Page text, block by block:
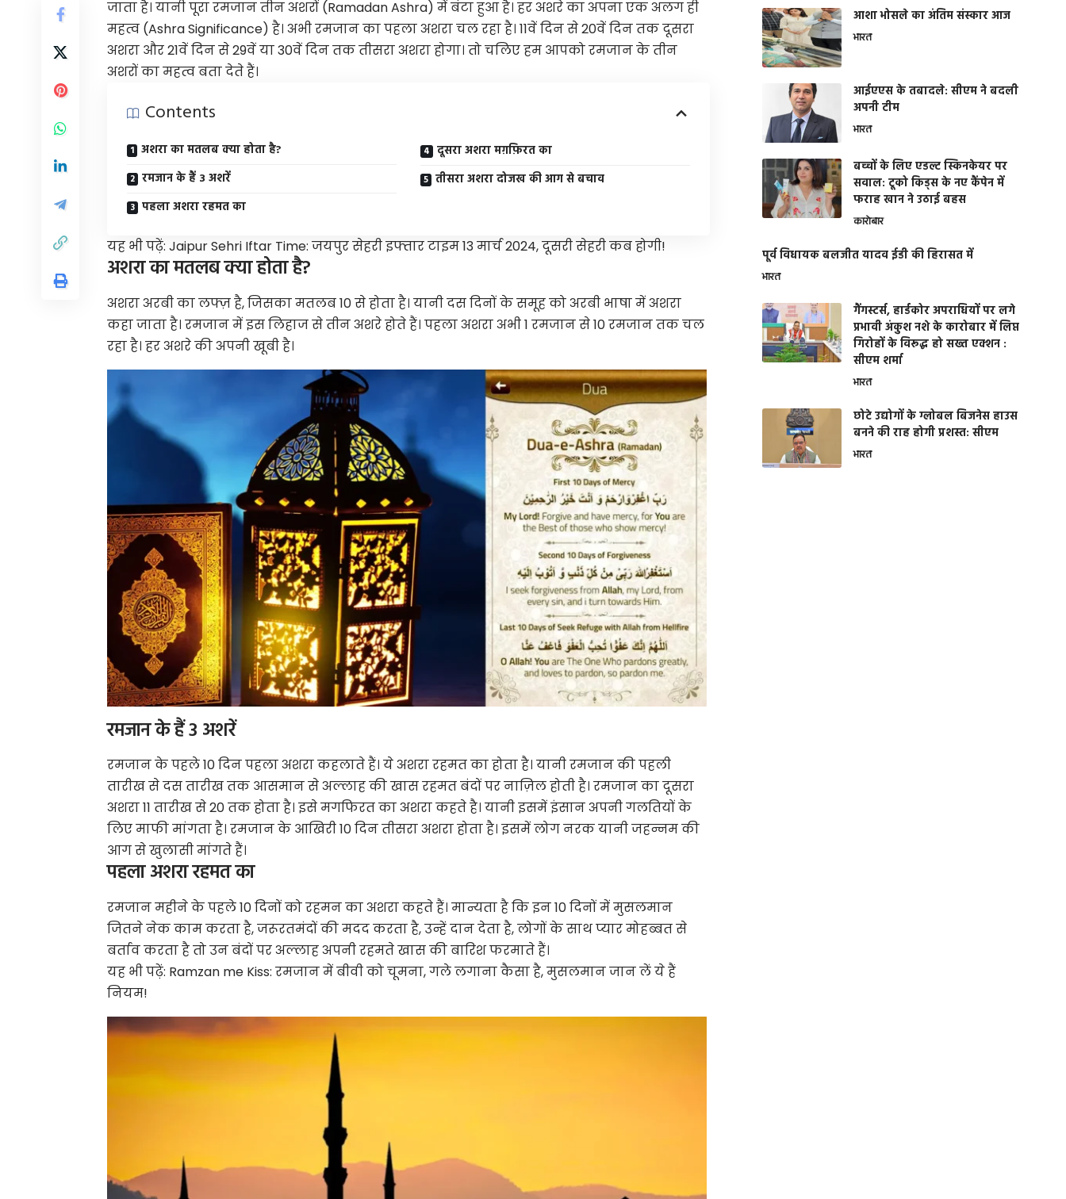
जाता है। यानी पूरा रमजान तीन अशरों (Ramadan Ashra) में बंटा हुआ है। हर अशरे का अपना एक अलग ही
महत्व (Ashra Significance) है। अभी रमजान का पहला अशरा चल रहा है। 11वें दिन से 20वें दिन तक दूसरा
अशरा और 21वें दिन से 29वें या 30वें दिन तक तीसराअशराहोगा। तो चलिए हम आपको रमजान के तीन
अशरों का महत्व बता देते हैं।
Contents
अशरा का मतलब क्या होता है?
रमजान के हैं 3 अशरें
पहला अशरा रहमत का
दूसरा अशरा मग़फ़िरत का
तीसरा अशरा दोजख की आग से बचाव
यह भी पढ़ें:Jaipur Sehri Iftar Time: जयपुर सेहरी इफ्तार टाइम 13 मार्च 2024, दूसरी सेहरी कब होगी!
अशरा का मतलब क्या होता है?
अशरा अरबी का लफ्ज़ है, जिसका मतलब 10 से होता है। यानी दस दिनों के समूह को अरबी भाषा में अशरा
कहा जाता है। रमजान में इस लिहाज से तीन अशरे होते हैं। पहला अशरा अभी 1 रमजान से 10 रमजान तक चल
रहा है। हर अशरे की अपनी खूबी है।
रमजान के हैं 3 अशरें
रमजान के पहले 10 दिन पहला अशरा कहलाते हैं। ये अशरा रहमत का होता है। यानी रमजान की पहली
तारीख से दस तारीख तक आसमान से अल्लाह की खास रहमत बंदों पर नाज़िल होती है। रमजान का दूसरा
अशरा 11 तारीख से 20 तक होता है। इसे मगफिरत का अशरा कहते है। यानी इसमें इंसान अपनी गलतियों के
लिए माफी मांगता है। रमजान के आखिरी 10 दिन तीसरा अशरा होता है। इसमें लोग नरक यानी जहन्नम की
आग से खुलासी मांगते हैं।
पहला अशरा रहमत का
रमजान महीने के पहले 10 दिनों को रहमन का अशरा कहते हैं। मान्यता है कि इन 10 दिनों में मुसलमान
जितने नेक काम करता है, जरूरतमंदों की मदद करता है, उन्हें दान देता है, लोगों के साथ प्यार मोहब्बत से
बर्ताव करता है तो उन बंदों पर अल्लाह अपनी रहमते खास की बारिश फरमाते हैं।
यह भी पढ़ें: Ramzan me Kiss: रमजान में बीवी को चूमना, गले लगाना कैसा है, मुसलमान जान लें ये हैं
नियम!
आशा भोसले का अंतिम संस्कार आज
भारत
आईएएस के तबादले: सीएम ने बदली
अपनी टीम
भारत
बच्चों के लिए एडल्ट स्किनकेयर पर
सवाल: टूको किड्स के नए कैंपेन में
फराह खान ने उठाई बहस
कारोबार
पूर्व विधायक बलजीत यादव ईडी की हिरासत में
भारत
गैंगस्टर्स, हार्डकोर अपराधियों पर लगे
प्रभावी अंकुश नशे के कारोबार में लिप्त
गिरोहों के विरूद्ध हो सख्त एक्शन :
सीएम शर्मा
भारत
छोटे उद्योगों के ग्लोबल बिजनेस हाउस
बनने की राह होगी प्रशस्त: सीएम
भारत